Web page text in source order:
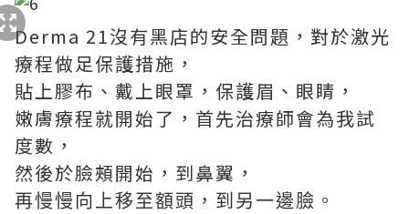
Derma 21沒有黑店的安全問題，對於激光
療程做足保護措施，
貼上膠布、戴上眼罩，保護眉、眼睛，
嫩膚療程就開始了，首先治療師會為我試
度數，
然後於臉頰開始，到鼻翼，
再慢慢向上移至額頭，到另一邊臉。